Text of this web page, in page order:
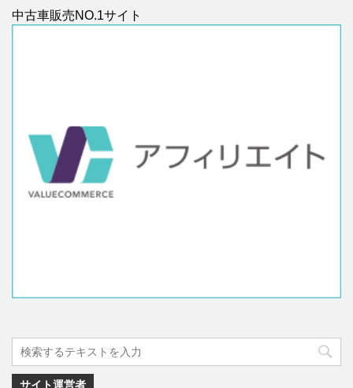
中古車販売NO.1サイト
サイト運営者